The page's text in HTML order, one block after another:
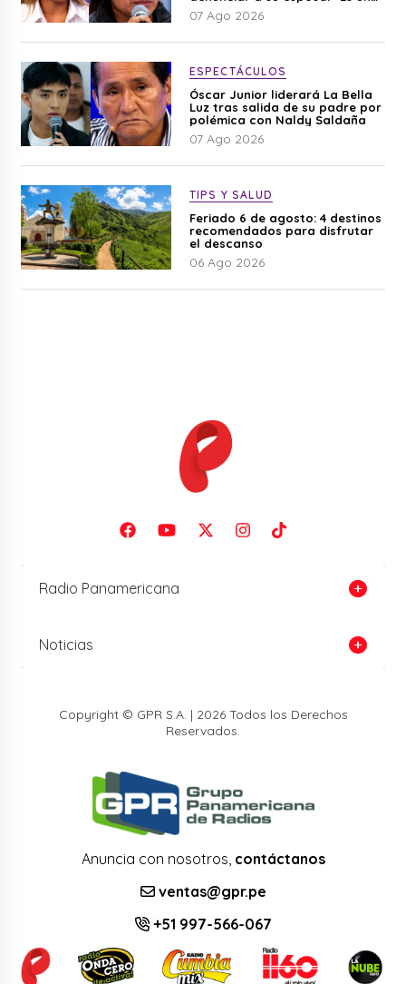
difamación”
07 Ago 2026
ESPECTÁCULOS
Óscar Junior liderará La Bella
Luz tras salida de su padre por
polémica con Naldy Saldaña
07 Ago 2026
TIPS Y SALUD
Feriado 6 de agosto: 4 destinos
recomendados para disfrutar
el descanso
06 Ago 2026
Radio Panamericana
Noticias
Copyright © GPR S.A. | 2026 Todos los Derechos
Reservados.
Anuncia con nosotros, contáctanos
ventas@gpr.pe
+51 997-566-067